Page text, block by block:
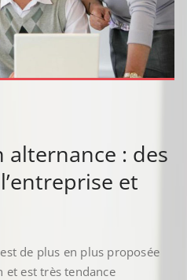
alternance : des
et
de plus en plus proposée
et est très tendance